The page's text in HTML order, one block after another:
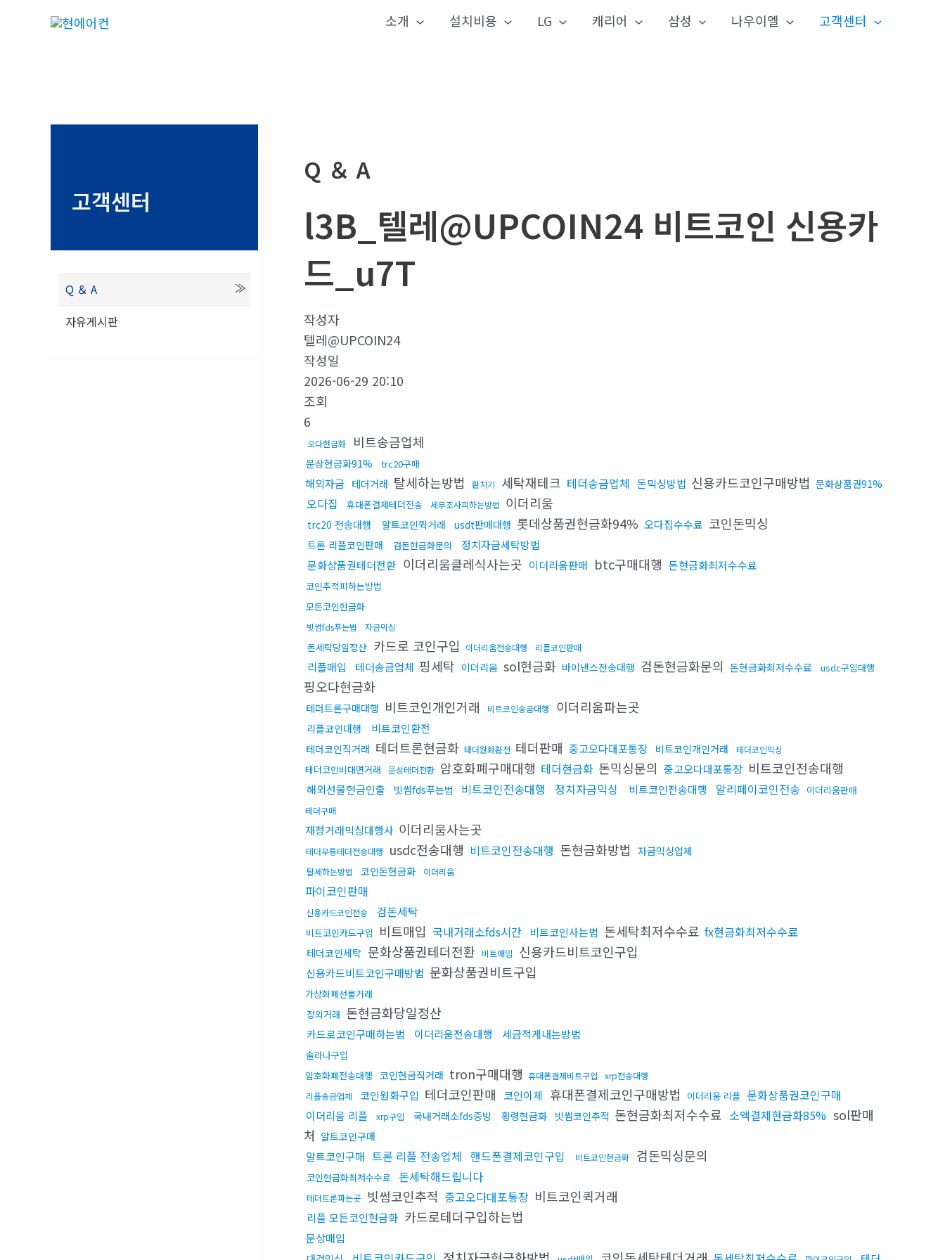
소개 설치비용 LG 캐리어 삼성 나우이엘 고객센터
고객센터
Q ＆ A
자유게시판
Q ＆ A
l3B_텔레@UPCOIN24 비트코인 신용카
드_u7T
작성자
텔레@UPCOIN24
작성일
2026-06-29 20:10
조회
6
오다현금화 비트송금업체
문상현금화91% trc20구매
해외자금 테더거래 탈세하는방법 환치기 세탁재테크 테더송금업체 돈믹싱방법 신용카드코인구매방법 문화상품권91%
오다집 휴대폰결제테더전송 세무조사피하는방법 이더리움
trc20 전송대행 알트코인퀵거래 usdt판매대행 롯데상품권현금화94% 오다집수수료 코인돈믹싱
트론 리플코인판매 검돈현금화문의
정치자금세탁방법
문화상품권테더전환 이더리움클레식사는곳 이더리움판매 btc구매대행 돈현금화최저수수료
코인추적피하는방법
모든코인현금화
빗썸fds푸는법 자금믹싱
돈세탁당일정산 카드로 코인구입 이더리움전송대행 리플코인판매
리플매입 테더송금업체 핑세탁 이더리움 sol현금화 바이낸스전송대행 검돈현금화문의 돈현금화최저수수료 usdc구입대행
핑오다현금화
테더트론구매대행 비트코인개인거래 비트코인송금대행 이더리움파는곳
리플코인대행 비트코인환전
테더코인직거래 테더트론현금화 태더원화환전 테더판매 중고오다대포통장 비트코인개인거래 테더코인믹싱
테더코인비대면거래 문상테더전환 암호화폐구매대행 테더현금화 돈믹싱문의 중고오다대포통장 비트코인전송대행
해외선물현금인출 빗썸fds푸는법 비트코인전송대행 정치자금믹싱 비트코인전송대행 알리페이코인전송 이더리움판매
테더구매
재정거래믹싱대행사 이더리움사는곳
테더무통테더전송대행 usdc전송대행 비트코인전송대행 돈현금화방법 자금믹싱업체
탈세하는방법 코인돈현금화 이더리움
파이코인판매
신용카드코인전송 검돈세탁
비트코인카드구입 비트매입 국내거래소fds시간 비트코인사는법 돈세탁최저수수료 fx현금화최저수수료
테더코인세탁 문화상품권테더전환 비트매입 신용카드비트코인구입
신용카드비트코인구매방법 문화상품권비트구입
가상화폐선물거래
장외거래 돈현금화당일정산
카드로코인구매하는법 이더리움전송대행 세금적게내는방법
솔라나구입
암호화폐전송대행 코인현금직거래 tron구매대행 휴대폰결제비트구입
xrp전송대행
리플송금업체
코인원화구입 테더코인판매 코인이체 휴대폰결제코인구매방법 이더리움 리플 문화상품권코인구매
이더리움 리플 xrp구입 국내거래소fds증빙 횡령현금화 빗썸코인추적 돈현금화최저수수료 소액결제현금화85% sol판매
처 알트코인구매
알트코인구매 트론 리플 전송업체 핸드폰결제코인구입 비트코인현금화 검돈믹싱문의
코인현금화최저수수료 돈세탁해드립니다
테더트론파는곳 빗썸코인추적 중고오다대포통장 비트코인퀵거래
리플 모든코인현금화 카드로테더구입하는법
문상매입